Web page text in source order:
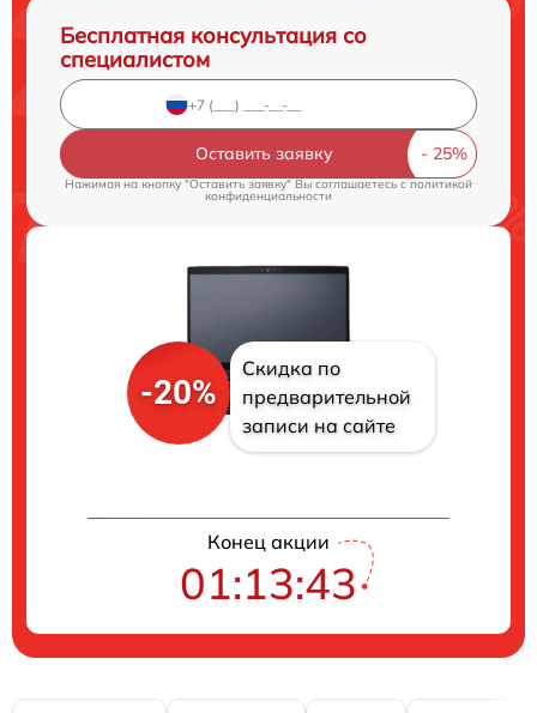
Бесплатная консультация со
специалистом
Оставить заявку
Нажимая на кнопку "Оставить заявку" Вы соглашаетесь cполитикой
конфиденциальности
-20%
Скидка по
предварительной
записи на сайте
Конец акции
01:13:42